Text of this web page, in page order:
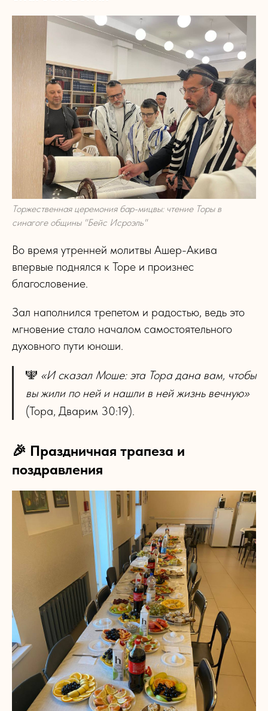
Торжественная церемония бар-мицвы: чтение Торы в
синагоге общины "Бейс Исроэль"
Во время утренней молитвы Ашер-Акива
впервые поднялся к Торе и произнес
благословение.
Зал наполнился трепетом и радостью, ведь это
мгновение стало началом самостоятельного
духовного пути юноши.
🕎 «И сказал Моше: эта Тора дана вам, чтобы
вы жили по ней и нашли в ней жизнь вечную»
(Тора, Дварим 30:19).
🎉 Праздничная трапеза и
поздравления